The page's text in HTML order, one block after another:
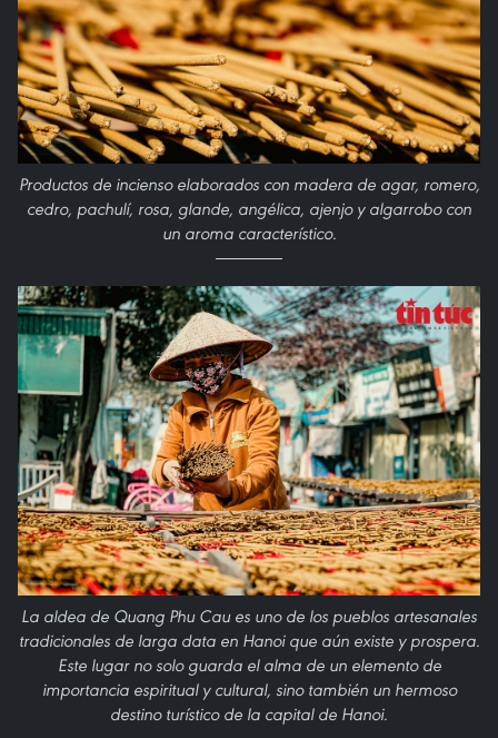
Productos de incienso elaborados con madera de agar, romero,
cedro, pachulí, rosa, glande, angélica, ajenjo y algarrobo con
un aroma característico.
La aldea de Quang Phu Cau es uno de los pueblos artesanales
tradicionales de larga data en Hanoi que aún existe y prospera.
Este lugar no solo guarda el alma de un elemento de
importancia espiritual y cultural, sino también un hermoso
destino turístico de la capital de Hanoi.